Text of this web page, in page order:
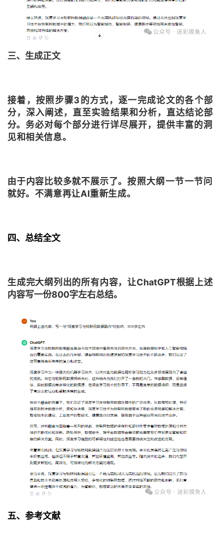
三、生成正文
接着，按照步骤3的方式，逐一完成论文的各个部
分，深入阐述，直至实验结果和分析，直达结论部
分。 务必对每个部分进行详尽展开，提供丰富的洞
见和相关信息。
由于内容比较多就不展示了。按照大纲一节一节问
就好。 不满意再让AI重新生成。
四、总结全文
生成完大纲列出的所有内容，让ChatGPT根据上述
内容写一份800字左右总结。
五、参考文献